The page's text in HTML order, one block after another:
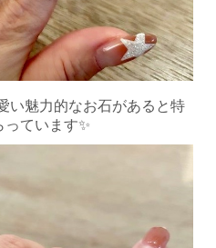
い魅力的なお石があると特
ています✨